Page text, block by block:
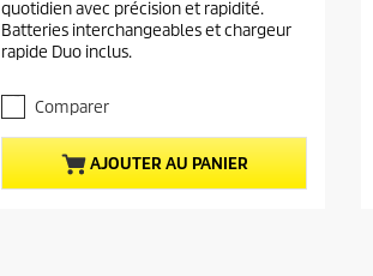
x
d
u
p
r
o
d
u
d
e
t
u
e
d
u
p
r
r
5
é
o
i
l
e
s
quotidien avec précision et rapidité.
Batteries interchangeables et chargeur
rapide Duo inclus.
Comparer
AJOUTER AU PANIER